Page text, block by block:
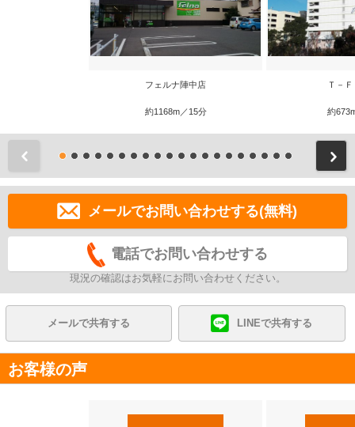
フェルナ陣中店
約1168m／15分
Ｔ－
約
メールでお問い合わせする(無料)
電話でお問い合わせする
現況の確認はお気軽にお問い合わせください。
メールで共有する LINEで共有する
お客様の声